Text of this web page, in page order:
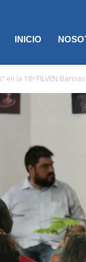
INICIO
en la 18ª FILVEN Barinas